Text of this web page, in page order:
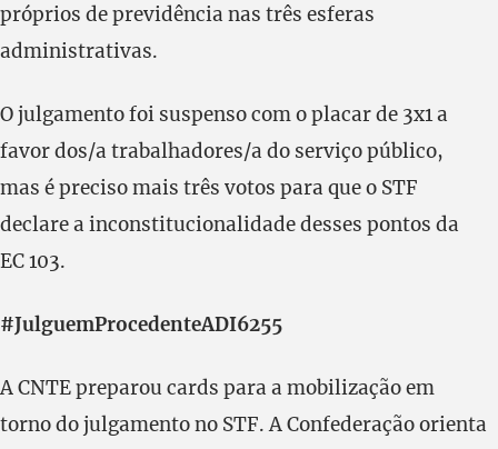
próprios de previdência nas três esferas
administrativas.
O julgamento foi suspenso com o placar de 3x1 a
favor dos/a trabalhadores/a do serviço público,
mas é preciso mais três votos para que o STF
declare a inconstitucionalidade desses pontos da
EC 103.
#JulguemProcedenteADI6255
A CNTE preparou cards para a mobilização em
torno do julgamento no STF. A Confederação orienta